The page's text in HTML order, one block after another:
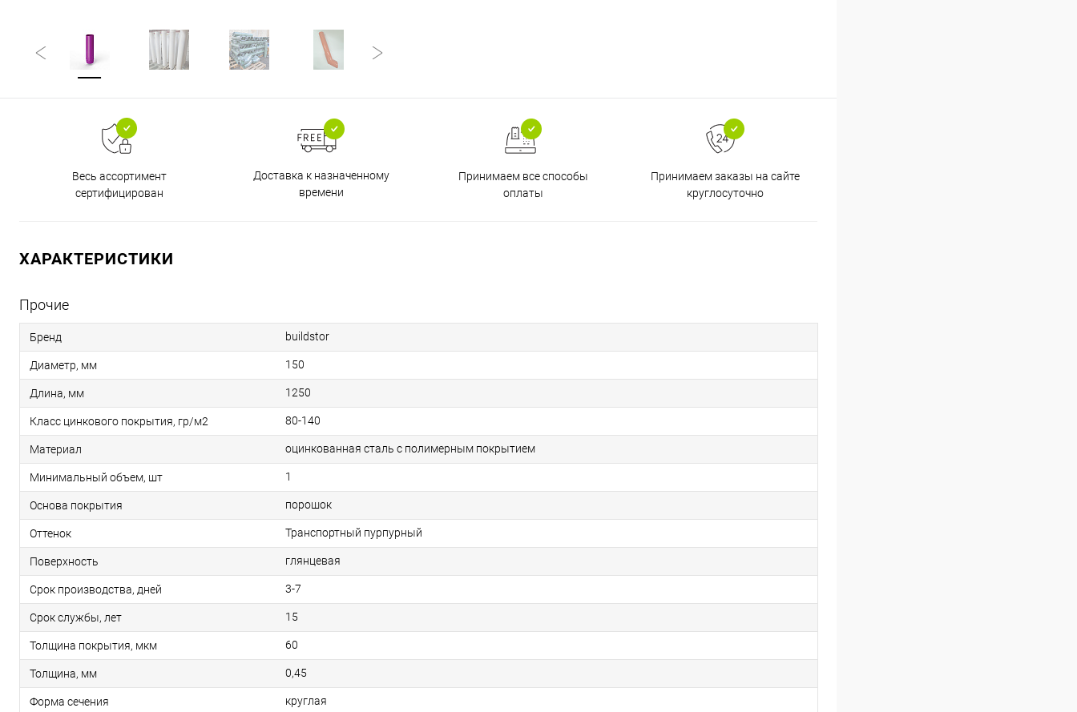
Весь ассортимент
сертифицирован
Доставка к назначенному
времени
Принимаем все способы
оплаты
Принимаем заказы на сайте
круглосуточно
ХАРАКТЕРИСТИКИ
Прочие
Бренд buildstor
Диаметр, мм 150
Длина, мм 1250
Класс цинкового покрытия, гр/м2 80-140
Материал оцинкованная сталь с полимерным покрытием
Минимальный объем, шт 1
Основа покрытия порошок
Оттенок Транспортный пурпурный
Поверхность глянцевая
Срок производства, дней 3-7
Срок службы, лет 15
Толщина покрытия, мкм 60
Толщина, мм 0,45
Форма сечения круглая